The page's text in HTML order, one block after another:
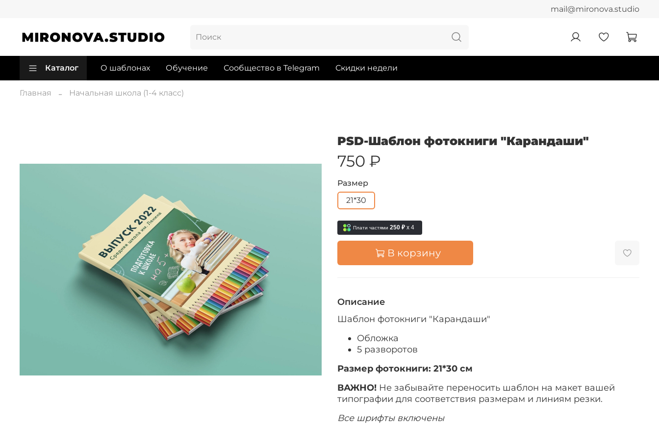
mail@mironova.studio
Каталог О шаблонах Обучение Сообщество в Telegram Скидки недели
Главная Начальная школа (1-4 класс)
PSD-Шаблон фотокниги "Карандаши"
750 ₽
Размер
21*30
Плати частями 250 ₽ x 4
В корзину
Описание
Шаблон фотокниги "Карандаши"
Обложка
5 разворотов
Размер фотокниги: 21*30 см
ВАЖНО! Не забывайте переносить шаблон на макет вашей
типографии для соответствия размерам и линиям резки.
Все шрифты включены